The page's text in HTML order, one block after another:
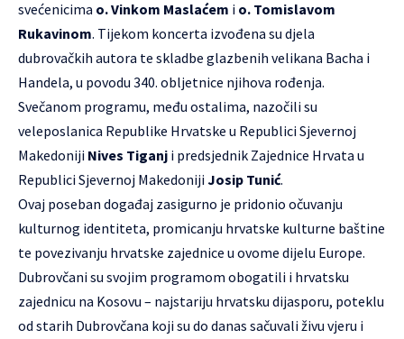
svećenicima o. Vinkom Maslaćem i o. Tomislavom
Rukavinom. Tijekom koncerta izvođena su djela
dubrovačkih autora te skladbe glazbenih velikana Bacha i
Handela, u povodu 340. obljetnice njihova rođenja.
Svečanom programu, među ostalima, nazočili su
veleposlanica Republike Hrvatske u Republici Sjevernoj
Makedoniji Nives Tiganj i predsjednik Zajednice Hrvata u
Republici Sjevernoj MakedonijiJosip Tunić.
Ovaj poseban događaj zasigurno je pridonio očuvanju
kulturnog identiteta, promicanju hrvatske kulturne baštine
te povezivanju hrvatske zajednice u ovome dijelu Europe.
Dubrovčani su svojim programom obogatili i hrvatsku
zajednicu na Kosovu – najstariju hrvatsku dijasporu, poteklu
od starih Dubrovčana koji su do danas sačuvali živu vjeru i